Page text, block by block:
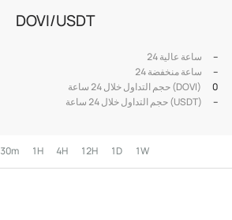
DOVI/USDT
24 ساعة عالية
--
24 ساعة منخفضة
--
حجم التداول خلال 24 ساعة (DOVI)
0
حجم التداول خلال 24 ساعة (USDT)
--
30m 1H 4H 12H 1D 1W